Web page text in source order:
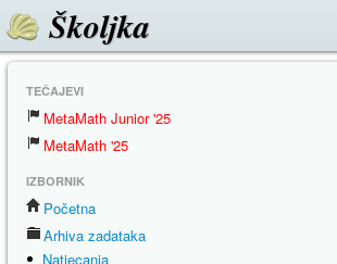
Školjka
TEČAJEVI
MetaMath Junior '25
MetaMath '25
IZBORNIK
Početna
Arhiva zadataka
Natjecanja